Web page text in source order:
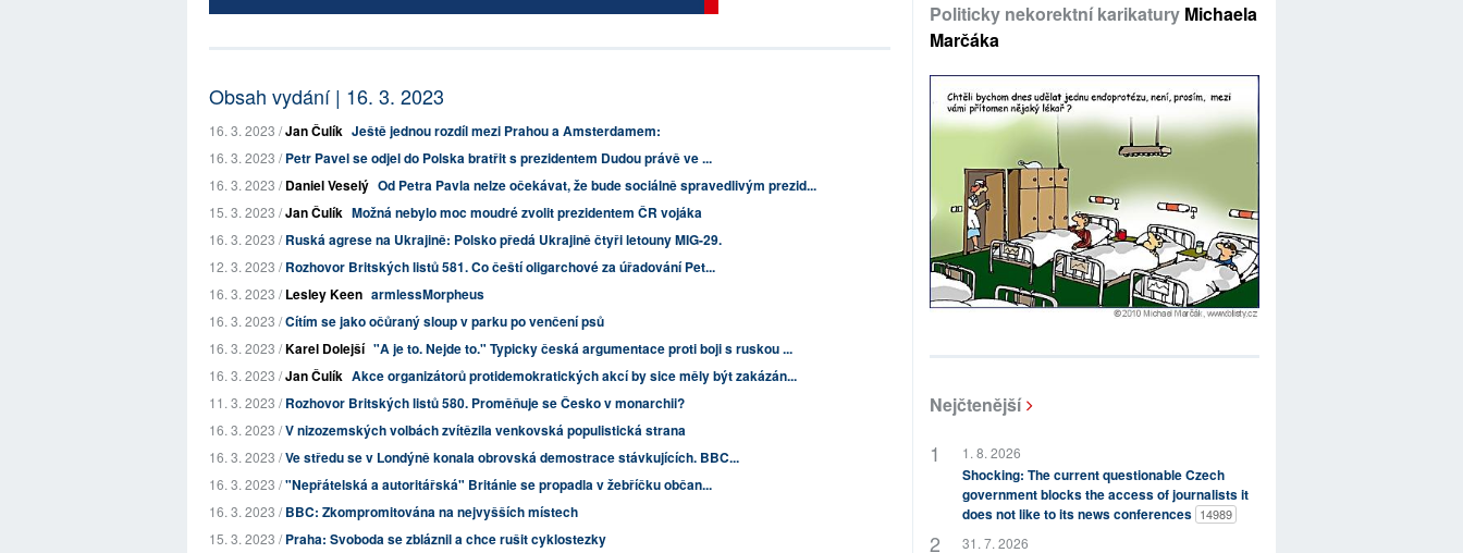
Obsah vydání | 16. 3. 2023
16. 3. 2023 /Jan Čulík Ještě jednou rozdíl mezi Prahou a Amsterdamem:
16. 3. 2023 /Petr Pavel se odjel do Polska bratřit s prezidentem Dudou právě ve ...
16. 3. 2023 /Daniel Veselý Od Petra Pavla nelze očekávat, že bude sociálně spravedlivým prezid...
15. 3. 2023 /Jan Čulík Možná nebylo moc moudré zvolit prezidentem ČR vojáka
16. 3. 2023 /Ruská agrese na Ukrajině: Polsko předá Ukrajině čtyři letouny MIG-29.
12. 3. 2023 /Rozhovor Britských listů 581. Co čeští oligarchové za úřadování Pet...
16. 3. 2023 /Lesley Keen armlessMorpheus
16. 3. 2023 /Cítím se jako očůraný sloup v parku po venčení psů
16. 3. 2023 /Karel Dolejší "A je to. Nejde to." Typicky česká argumentace proti boji s ruskou ...
16. 3. 2023 /Jan Čulík Akce organizátorů protidemokratických akcí by sice měly být zakázán...
11. 3. 2023 /Rozhovor Britských listů 580. Proměňuje se Česko v monarchii?
16. 3. 2023 /V nizozemských volbách zvítězila venkovská populistická strana
16. 3. 2023 /Ve středu se v Londýně konala obrovská demostrace stávkujících. BBC...
16. 3. 2023 /"Nepřátelská a autoritářská" Británie se propadla v žebříčku občan...
16. 3. 2023 /BBC: Zkompromitována na nejvyšších místech
15. 3. 2023 /Praha: Svoboda se zbláznil a chce rušit cyklostezky
Politicky nekorektní karikatury Michaela
Marčáka
Nejčtenější
1. 8. 2026
Shocking: The current questionable Czech
government blocks the access of journalists it
does not like to its news conferences 14989
31. 7. 2026